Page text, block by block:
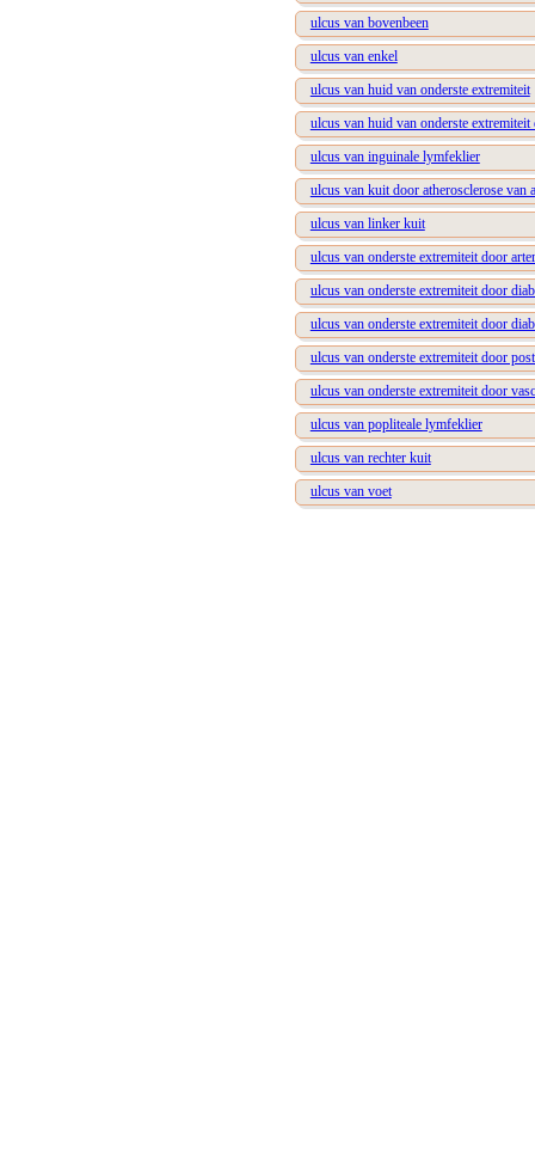
ulcus van bovenbeen
ulcus van enkel
ulcus van huid van onderste extremiteit
ulcus van huid van onderste
ulcus van inguinale lymfeklier
ulcus van kuit door atherosclerose van
ulcus van linker kuit
ulcus van onderste extremiteit door
ulcus van onderste extremiteit door
ulcus van onderste extremiteit door
ulcus van onderste extremiteit door
ulcus van onderste extremiteit door
ulcus van popliteale lymfeklier
ulcus van rechter kuit
ulcus van voet